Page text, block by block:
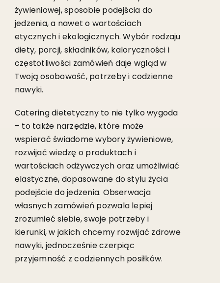
żywieniowej, sposobie podejścia do
jedzenia, a nawet o wartościach
etycznych i ekologicznych. Wybór rodzaju
diety, porcji, składników, kaloryczności i
częstotliwości zamówień daje wgląd w
Twoją osobowość, potrzeby i codzienne
nawyki.
Catering dietetyczny to nie tylko wygoda
– to także narzędzie, które może
wspierać świadome wybory żywieniowe,
rozwijać wiedzę o produktach i
wartościach odżywczych oraz umożliwiać
elastyczne, dopasowane do stylu życia
podejście do jedzenia. Obserwacja
własnych zamówień pozwala lepiej
zrozumieć siebie, swoje potrzeby i
kierunki, w jakich chcemy rozwijać zdrowe
nawyki, jednocześnie czerpiąc
przyjemność z codziennych posiłków.